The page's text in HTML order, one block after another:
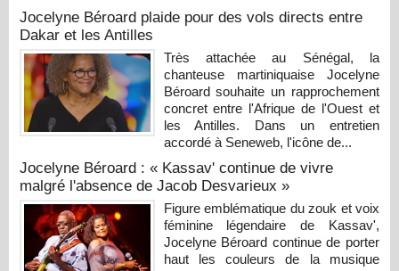
Jocelyne Béroard plaide pour des vols directs entre
Dakar et les Antilles
Très attachée au Sénégal, la
chanteuse martiniquaise Jocelyne
Béroard souhaite un rapprochement
concret entre l'Afrique de l'Ouest et
les Antilles. Dans un entretien
accordé à Seneweb, l'icône de...
Jocelyne Béroard : « Kassav' continue de vivre
malgré l'absence de Jacob Desvarieux »
Figure emblématique du zouk et voix
féminine légendaire de Kassav',
Jocelyne Béroard continue de porter
haut les couleurs de la musique